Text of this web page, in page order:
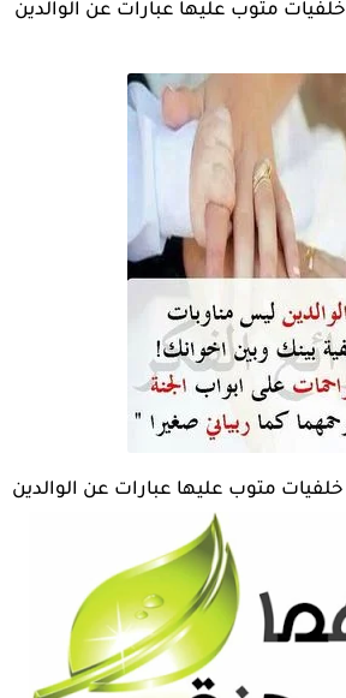
صور بر الوالدين 2026 خلفيات متوب عليها عبارات عن الوالدين